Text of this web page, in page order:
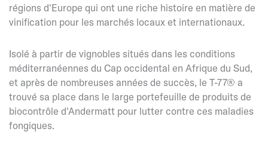
régions d'Europe qui ont une riche histoire en matière de
vinification pour les marchés locaux et internationaux.
Isolé à partir de vignobles situés dans les conditions
méditerranéennes du Cap occidental en Afrique du Sud,
et après de nombreuses années de succès, le T-77® a
trouvé sa place dans le large portefeuille de produits de
biocontrôle d'Andermatt pour lutter contre ces maladies
fongiques.